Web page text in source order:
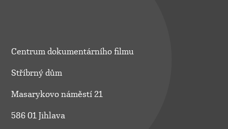
Centrum dokumentárního filmu
Stříbrný dům
Masarykovo náměstí 21
586 01 Jihlava